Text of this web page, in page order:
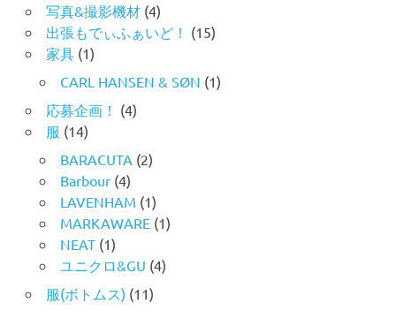
写真&撮影機材(4)
出張もでぃふぁいど！ (15)
家具(1)
CARL HANSEN & SØN (1)
応募企画！ (4)
服 (14)
BARACUTA (2)
Barbour(4)
LAVENHAM (1)
MARKAWARE(1)
NEAT(1)
ユニクロ&GU (4)
服(ボトムス) (11)